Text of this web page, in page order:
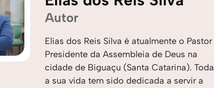
Autor
Elias dos Reis Silva é atualmente o Pastor
Presidente da Assembleia de Deus na
cidade de Biguaçu (Santa Catarina). Toda
a sua vida tem sido dedicada a servir a